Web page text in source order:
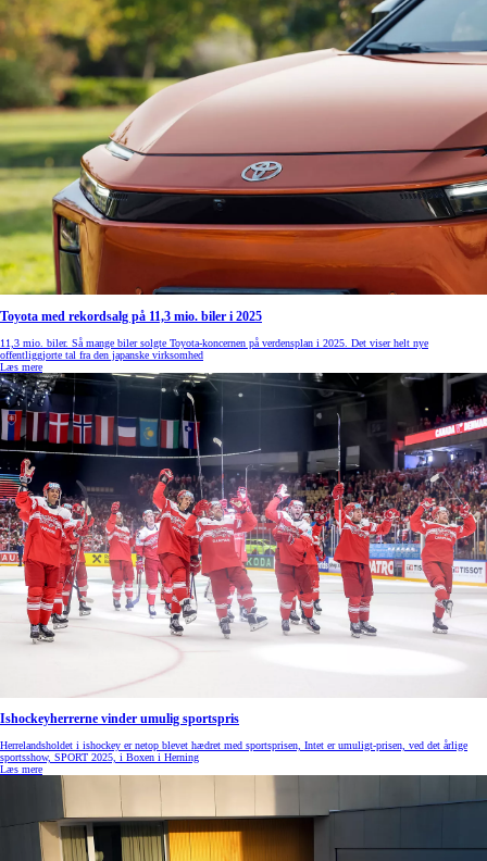
Toyota med rekordsalg på 11,3 mio. biler i 2025
11,3 mio. biler. Så mange biler solgte Toyota-koncernen på verdensplan i 2025. Det viser helt nye
offentliggjorte tal fra den japanske virksomhed
Læs mere
Ishockeyherrerne vinder umulig sportspris
Herrelandsholdet i ishockey er netop blevet hædret med sportsprisen, Intet er umuligt-prisen, ved det årlige
sportsshow, SPORT 2025, i Boxen i Herning
Læs mere